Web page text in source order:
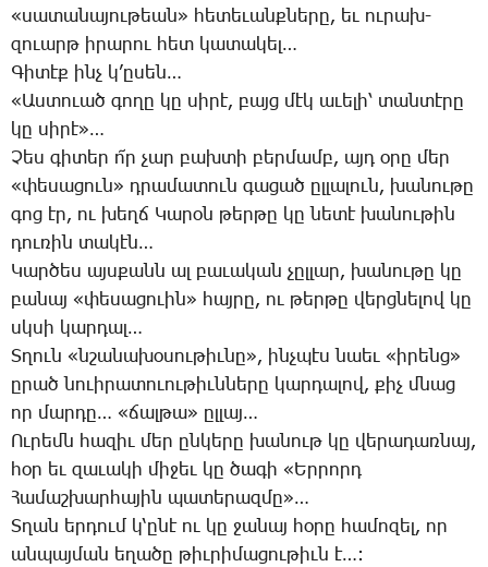
«սա­տա­նա­յու­թեան» հե­տե­ւանք­նե­րը, եւ ու­րախ-
զո­ւարթ ի­րա­րու հետ կա­տա­կել…
­Գի­տէք ինչ կ­’ը­սեն…
«Աս­տո­ւած գո­ղը կը սի­րէ, բայց մէկ ա­ւե­լի՝ տան­տէ­րը
կը սի­րէ»…
Չես գի­տեր ո՜ր չար բախ­տի բեր­մամբ, այդ օ­րը մեր
«փե­սա­ցուն» դրա­մա­տուն գա­ցած ըլ­լա­լուն, խա­նու­թը
գոց էր, ու խեղճ ­Կա­րօն թեր­թը կը նե­տէ խա­նու­թին
դու­ռին տա­կէն…
­Կար­ծես այս­քանն ալ բա­ւա­կան չըլ­լար, խա­նու­թը կը
բա­նայ «փե­սա­ցո­ւին» հայ­րը, ու թեր­թը վերց­նե­լով կը
սկսի կար­դալ…
Տ­ղուն «նշա­նա­խօ­սու­թիւ­նը», ինչ­պէս նաեւ «ի­րենց»
ը­րած նո­ւի­րա­տո­ւու­թիւն­նե­րը կար­դա­լով, քիչ մնաց
որ մար­դը… «ճալ­թա» ըլ­լայ…
Ու­րեմն հա­զիւ մեր ըն­կե­րը խա­նութ կը վե­րա­դառ­նայ,
հօր եւ զա­ւա­կի մի­ջեւ կը ծա­գի «Եր­րորդ
­Հա­մաշ­խար­հա­յին պա­տե­րազ­մը»…
Տ­ղան եր­դում կ­‘ը­նէ ու կը ջա­նայ հօ­րը հա­մո­զել, որ
ան­պայ­ման ե­ղա­ծը թիւ­րի­մա­ցու­թիւն է…: